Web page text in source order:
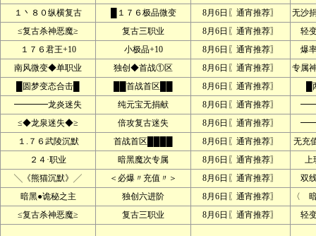
１丶８０纵横复古
█１７６极品微变 8月6日〖通宵推荐〗
无沙
≤复古杀神恶魔≥
复古三职业 8月6日〖通宵推荐〗
轻
１７６君王+10
小极品+10 8月6日〖通宵推荐〗
爆
南风微变◆单职业
独创◆首战①区 8月6日〖通宵推荐〗
专属
█圆梦变态合击█
██首战首区██ 8月6日〖通宵推荐〗
━━━━龙炎迷失
纯元宝无捐献 8月6日〖通宵推荐〗
━━
≤◆龙泉迷失◆≥
倍攻复古迷失 8月6日〖通宵推荐〗
━━
１.７６武陵沉默
首战首区████ 8月6日〖通宵推荐〗
无充
２４·职业
暗黑魔次专属 8月6日〖通宵推荐〗
上
╲《熊猫沉默》╱
＜必爆〃充值〃＞ 8月6日〖通宵推荐〗
双
暗黑●诡秘之主
独创六进阶 8月6日〖通宵推荐〗
〈
≤复古杀神恶魔≥
复古三职业 8月6日〖通宵推荐〗 轻